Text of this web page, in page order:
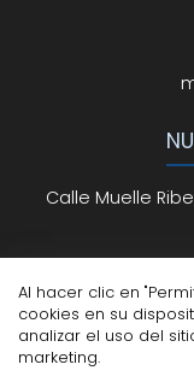
Calle Muelle
Todos los
Al hacer clic en
cookies en su
analizar el uso del
marketing.